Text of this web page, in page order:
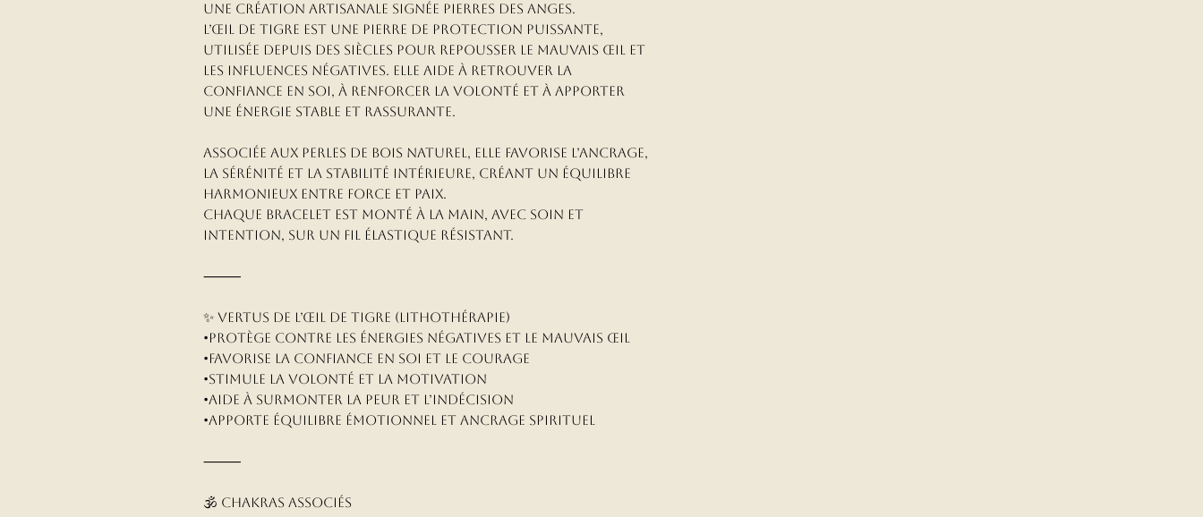
une création artisanale signée Pierres des Anges.
L’œil de tigre est une pierre de protection puissante,
utilisée depuis des siècles pour repousser le mauvais œil et
les influences négatives. Elle aide à retrouver la
confiance en soi, à renforcer la volonté et à apporter
une énergie stable et rassurante.
Associée aux perles de bois naturel, elle favorise l’ancrage,
la sérénité et la stabilité intérieure, créant un équilibre
harmonieux entre force et paix.
Chaque bracelet est monté à la main, avec soin et
intention, sur un fil élastique résistant.
⸻
✨ Vertus de l’Œil de Tigre (Lithothérapie)
•Protège contre les énergies négatives et le mauvais œil
•Favorise la confiance en soi et le courage
•Stimule la volonté et la motivation
•Aide à surmonter la peur et l’indécision
•Apporte équilibre émotionnel et ancrage spirituel
⸻
🕉️ Chakras associés